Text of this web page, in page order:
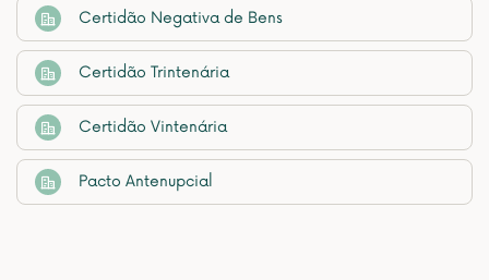
Certidão Negativa de Bens
Certidão Trintenária
Certidão Vintenária
Pacto Antenupcial